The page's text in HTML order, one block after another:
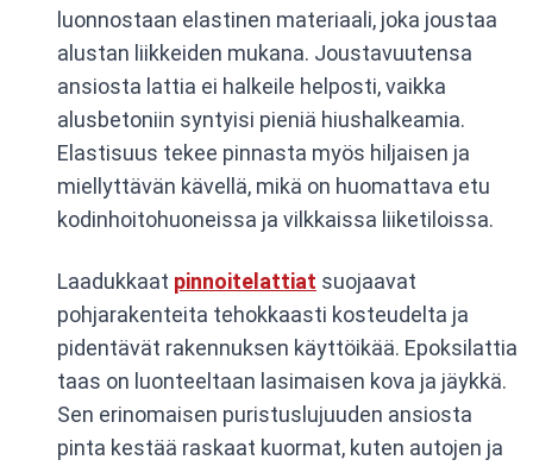
luonnostaan elastinen materiaali, joka joustaa
alustan liikkeiden mukana. Joustavuutensa
ansiosta lattia ei halkeile helposti, vaikka
alusbetoniin syntyisi pieniä hiushalkeamia.
Elastisuus tekee pinnasta myös hiljaisen ja
miellyttävän kävellä, mikä on huomattava etu
kodinhoitohuoneissa ja vilkkaissa liiketiloissa.
Laadukkaat pinnoitelattiat suojaavat
pohjarakenteita tehokkaasti kosteudelta ja
pidentävät rakennuksen käyttöikää. Epoksilattia
taas on luonteeltaan lasimaisen kova ja jäykkä.
Sen erinomaisen puristuslujuuden ansiosta
pinta kestää raskaat kuormat, kuten autojen ja